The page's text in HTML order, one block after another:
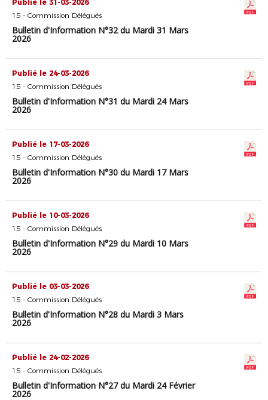
Publié le 31-03-2026
15 - Commission Délégués
Bulletin d'Information N°32 du Mardi 31 Mars
2026
Publié le 24-03-2026
15 - Commission Délégués
Bulletin d'Information N°31 du Mardi 24 Mars
2026
Publié le 17-03-2026
15 - Commission Délégués
Bulletin d'Information N°30 du Mardi 17 Mars
2026
Publié le 10-03-2026
15 - Commission Délégués
Bulletin d'Information N°29 du Mardi 10 Mars
2026
Publié le 03-03-2026
15 - Commission Délégués
Bulletin d'Information N°28 du Mardi 3 Mars
2026
Publié le 24-02-2026
15 - Commission Délégués
Bulletin d'Information N°27 du Mardi 24 Février
2026